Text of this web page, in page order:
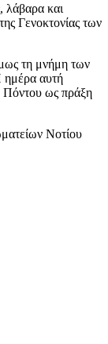
λάβαρα και
Γενοκτονίας των
τη μνήμη των
ημέρα αυτή
Πόντου ως πράξη
Νοτίου